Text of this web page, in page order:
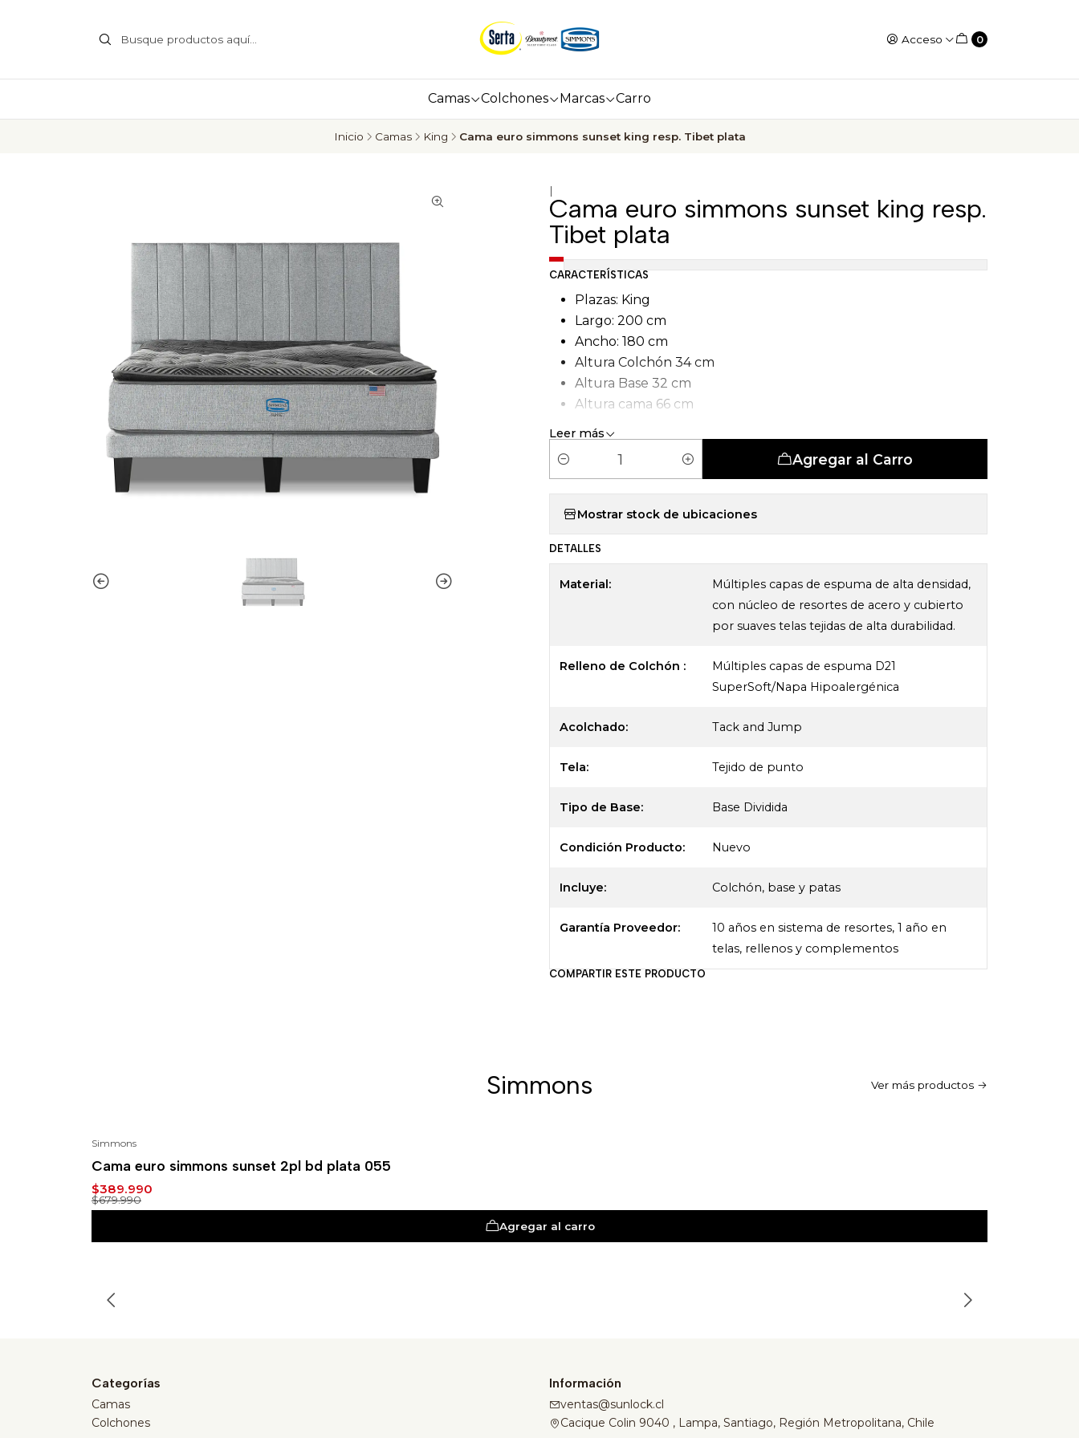
Acceso 0
Camas Colchones Marcas Carro
Inicio Camas King Cama euro simmons sunset king resp. Tibet plata
|
Cama euro simmons sunset king resp.
Tibet plata
CARACTERÍSTICAS
Plazas: King
Largo: 200 cm
Ancho: 180 cm
Altura Colchón 34 cm
Altura Base 32 cm
Altura cama 66 cm
Tipo de Carcasa: Pocket 5 Zonas
Leer más
t
i
Agregar al Carro
Mostrar stock de ubicaciones
DETALLES
Material:
Múltiples capas de espuma de alta densidad,
con núcleo de resortes de acero y cubierto
por suaves telas tejidas de alta durabilidad.
Relleno de Colchón :
Múltiples capas de espuma D21
SuperSoft/Napa Hipoalergénica
Acolchado: Tack and Jump
Tela: Tejido de punto
Tipo de Base: Base Dividida
Condición Producto: Nuevo
Incluye: Colchón, base y patas
Garantía Proveedor:
10 años en sistema de resortes, 1 año en
telas, rellenos y complementos
COMPARTIR ESTE PRODUCTO
Simmons Ver más productos
Simmons
Cama euro simmons sunset 2pl bd plata 055
$389.990
$679.990
Agregar al carro
Categorías
Camas
Colchones
Información
ventas@sunlock.cl
Cacique Colin 9040 , Lampa, Santiago, Región Metropolitana, Chile